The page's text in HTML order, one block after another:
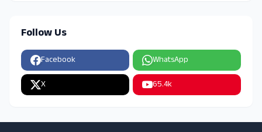
Follow Us
Facebook WhatsApp
X 65.4k